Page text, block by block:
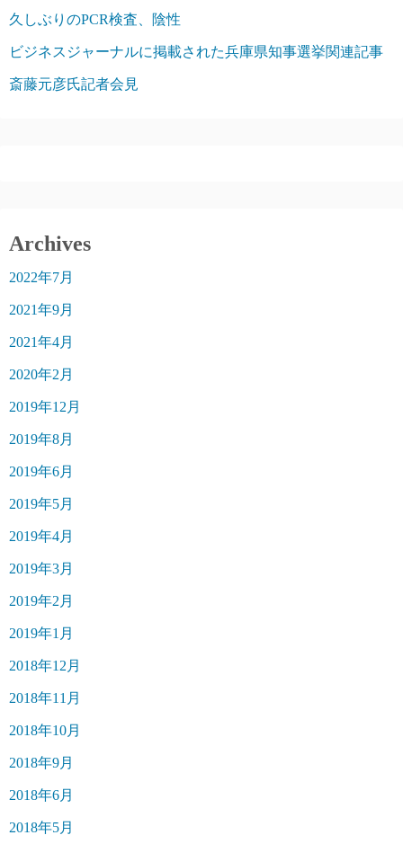
久しぶりのPCR検査、陰性
ビジネスジャーナルに掲載された兵庫県知事選挙関連記事
斎藤元彦氏記者会見
Archives
2022年7月
2021年9月
2021年4月
2020年2月
2019年12月
2019年8月
2019年6月
2019年5月
2019年4月
2019年3月
2019年2月
2019年1月
2018年12月
2018年11月
2018年10月
2018年9月
2018年6月
2018年5月